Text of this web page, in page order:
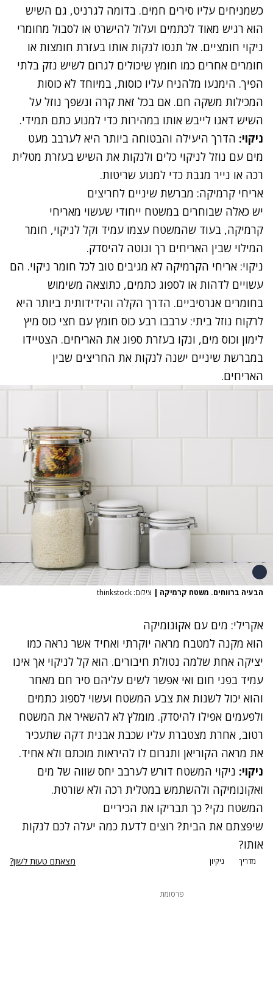
כשמניחים עליו סירים חמים. בדומה לגרניט, גם השיש
הוא רגיש מאוד לכתמים ועלול להישרט או לסבול מחומרי
ניקוי חומציים. אל תנסו לנקות אותו בעזרת חומצות או
חומרים אחרים כמו חומץ שיכולים לגרום לשיש נזק בלתי
הפיך. הימנעו מלהניח עליו כוסות, במיוחד לא כוסות
המכילות משקה חם. אם בכל זאת קרה ונשפך נוזל על
השיש דאגו לייבש אותו במהירות כדי למנוע כתם תמידי.
ניקוי: הדרך היעילה והבטוחה ביותר היא לערבב מעט
מים עם נוזל לניקוי כלים ולנקות את השיש בעזרת מטלית
רכה או נייר מגבת כדי למנוע שריטות.
אריחי קרמיקה: מברשת שיניים לחריצים
יש כאלה שבוחרים במשטח ייחודי שעשוי מאריחי
קרמיקה, בעוד שהמשטח עצמו עמיד וקל לניקוי, חומר
המילוי שבין האריחים רך ונוטה להיסדק.
ניקוי: אריחי הקרמיקה לא מגיבים טוב לכל חומר ניקוי. הם
עשויים לדהות או לספוג כתמים, כתוצאה משימוש
בחומרים אגרסיביים. הדרך הקלה והידידותית ביותר היא
לרקוח נוזל ביתי: ערבבו רבע כוס חומץ עם חצי כוס מיץ
לימון וכוס מים, ונקו בעזרת ספוג את האריחים. הצטיידו
במברשת שיניים ישנה לנקות את החריצים שבין
האריחים.
הבעיה ברווחים. משטח קרמיקה | צילום: thinkstock
אקרילי: מים עם אקונומיקה
הוא מקנה למטבח מראה יוקרתי ואחיד אשר נראה כמו
יציקה אחת שלמה נטולת חיבורים. הוא קל לניקוי אך אינו
עמיד בפני חום ואי אפשר לשים עליהם סיר חם מאחר
והוא יכול לשנות את צבע המשטח ועשוי לספוג כתמים
ולפעמים אפילו להיסדק. מומלץ לא להשאיר את המשטח
רטוב, אחרת מצטברת עליו שכבת אבנית דקה שתעכיר
את מראה הקוריאן ותגרום לו להיראות מוכתם ולא אחיד.
ניקוי: ניקוי המשטח דורש לערבב יחס שווה של מים
ואקונומיקה ולהשתמש במטלית רכה ולא שורטת.
המשטח נקי? כך תבריקו את הכיריים
שיפצתם את הבית? רוצים לדעת כמה יעלה לכם לנקות
אותו?
מדריך ניקיון מצאתם טעות לשון?
פרסומת